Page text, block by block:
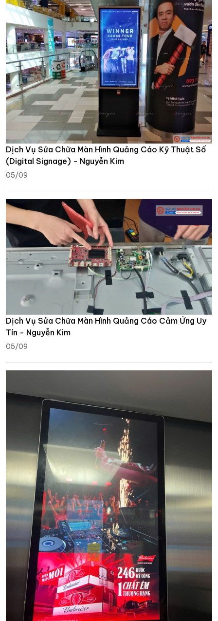
Dịch Vụ Sửa Chữa Màn Hình Quảng Cáo Kỹ Thuật Số
(Digital Signage) - Nguyễn Kim
05/09
Dịch Vụ Sửa Chữa Màn Hình Quảng Cáo Cảm Ứng Uy
Tín - Nguyễn Kim
05/09